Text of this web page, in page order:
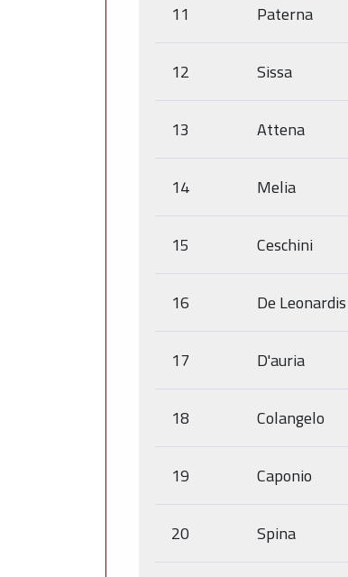
11 Paterna
12 Sissa
13 Attena
14 Melia
15 Ceschini
16 De Leonardis
17 D'auria
18 Colangelo
19 Caponio
20 Spina